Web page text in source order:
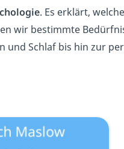
. Es erklärt,
wir bestimmte
und Schlaf bis hin zur